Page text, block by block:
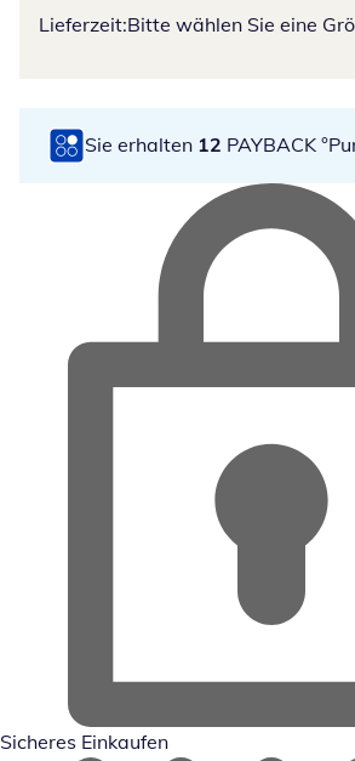
Lieferzeit:Bitte wählen Sie eine
Sie erhalten 12 PAYBACK
Sicheres Einkaufen